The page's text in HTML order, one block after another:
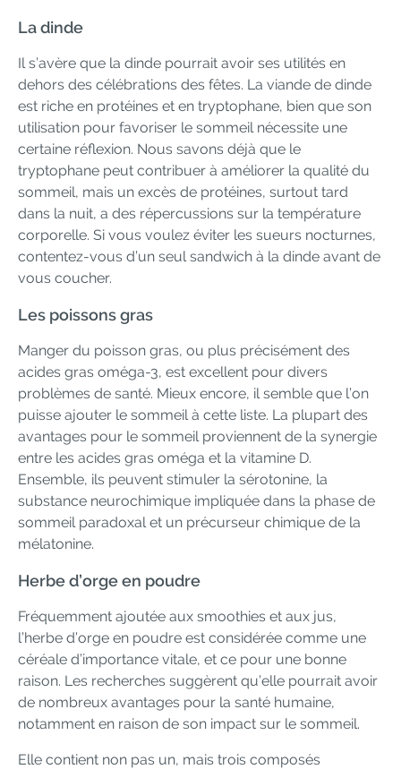
La dinde
Il s’avère que la dinde pourrait avoir ses utilités en
dehors des célébrations des fêtes. La viande de dinde
est riche en protéines et en tryptophane, bien que son
utilisation pour favoriser le sommeil nécessite une
certaine réflexion. Nous savons déjà que le
tryptophane peut contribuer à améliorer la qualité du
sommeil, mais un excès de protéines, surtout tard
dans la nuit, a des répercussions sur la température
corporelle. Si vous voulez éviter les sueurs nocturnes,
contentez-vous d’un seul sandwich à la dinde avant de
vous coucher.
Les poissons gras
Manger du poisson gras, ou plus précisément des
acides gras oméga-3, est excellent pour divers
problèmes de santé. Mieux encore, il semble que l’on
puisse ajouter le sommeil à cette liste. La plupart des
avantages pour le sommeil proviennent de la synergie
entre les acides gras oméga et la vitamine D.
Ensemble, ils peuvent stimuler la sérotonine, la
substance neurochimique impliquée dans la phase de
sommeil paradoxal et un précurseur chimique de la
mélatonine.
Herbe d’orge en poudre
Fréquemment ajoutée aux smoothies et aux jus,
l’herbe d’orge en poudre est considérée comme une
céréale d’importance vitale, et ce pour une bonne
raison. Les recherches suggèrent qu’elle pourrait avoir
de nombreux avantages pour la santé humaine,
notamment en raison de son impact sur le sommeil.
Elle contient non pas un, mais trois composés